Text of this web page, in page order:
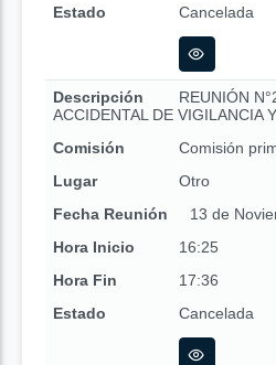
Estado
Cancelada
Descripción
REUNIÓN
ACCIDENTAL DE VIGILANCIA
Comisión
Comisión
Lugar
Otro
Fecha Reunión
13 de
Hora Inicio
16:25
Hora Fin
17:36
Estado
Cancelada